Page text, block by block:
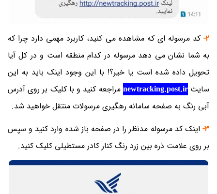
2- کد مرسوله ای که مشاهده می کنید، کاربرد مهمی دارد چرا که
به شما نشان می دهد مرسوله در کدام منطقه است و در کل آیا
تحویل داده شده است یا خیر؟! با این وجود اینک باید به این
سایتnewtracking.post.ir مراجعه کنید و با کلیک بر روی آدرس
آبی رنگ به صفحه سامانه رهگیری مرسولات منتقل خواهید شد.
3- اینک کد مرسوله مدنظر را در صفحه باز شده وارد کنید و سپس
بر روی علامت ذره بین زرد رنگ کنار کادر مستطیلی کلیک کنید.